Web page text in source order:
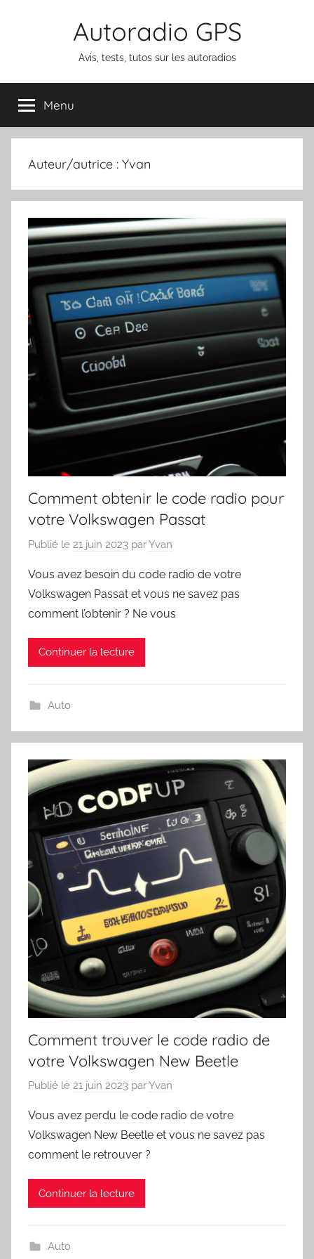
Autoradio GPS
Avis, tests, tutos sur les autoradios
Menu
Auteur/autrice : Yvan
Comment obtenir le code radio pour
votre Volkswagen Passat
Publié le 21 juin 2023 parYvan
Vous avez besoin du code radio de votre
Volkswagen Passat et vous ne savez pas
comment l’obtenir ? Ne vous
Continuer la lecture
Auto
Comment trouver le code radio de
votre Volkswagen New Beetle
Publié le 21 juin 2023 parYvan
Vous avez perdu le code radio de votre
Volkswagen New Beetle et vous ne savez pas
comment le retrouver ?
Continuer la lecture
Auto